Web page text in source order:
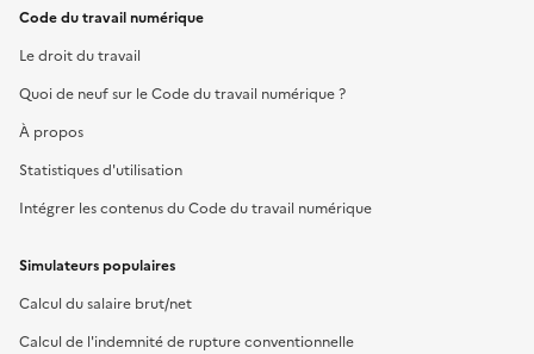
Code du travail numérique
Le droit du travail
Quoi de neuf sur le Code du travail numérique ?
À propos
Statistiques d'utilisation
Intégrer les contenus du Code du travail numérique
Simulateurs populaires
Calcul du salaire brut/net
Calcul de l'indemnité de rupture conventionnelle